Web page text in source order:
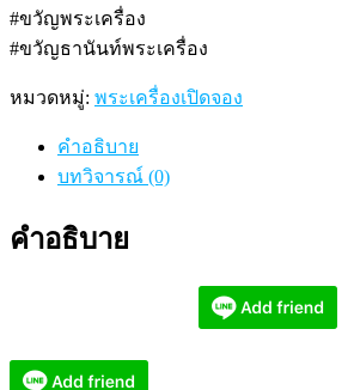
#ขวัญพระเครื่อง
#ขวัญธานันท์พระเครื่อง
หมวดหมู่: พระเครื่องเปิดจอง
คำอธิบาย
บทวิจารณ์ (0)
คำอธิบาย